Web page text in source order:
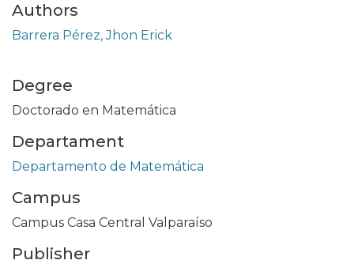
Authors
Barrera Pérez, Jhon Erick
Degree
Doctorado en Matemática
Departament
Departamento de Matemática
Campus
Campus Casa Central Valparaíso
Publisher